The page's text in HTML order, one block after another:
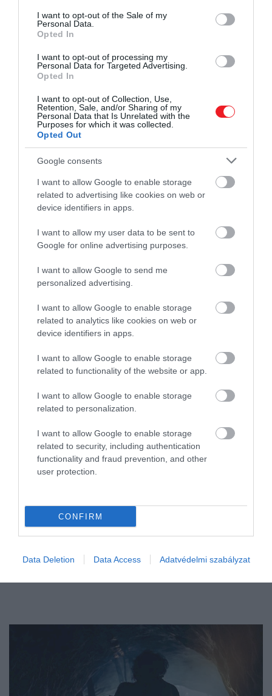
consent section.
I want to opt-out of the Sale of my
Personal Data.
Opted In
I want to opt-out of processing my
Personal Data for Targeted Advertising.
Opted In
I want to opt-out of Collection, Use,
Retention, Sale, and/or Sharing of my
Personal Data that Is Unrelated with the
Purposes for which it was collected.
Opted Out
Google consents
I want to allow Google to enable storage
related to advertising like cookies on web or
device identifiers in apps.
I want to allow my user data to be sent to
Google for online advertising purposes.
I want to allow Google to send me
personalized advertising.
I want to allow Google to enable storage
related to analytics like cookies on web or
device identifiers in apps.
I want to allow Google to enable storage
related to functionality of the website or app.
I want to allow Google to enable storage
related to personalization.
I want to allow Google to enable storage
related to security, including authentication
functionality and fraud prevention, and other
user protection.
CONFIRM
Data Deletion Data Access Adatvédelmi szabályzat
15 tengeri fosszíliát találtak egy észak-
spanyolországi neandervölgyi barlangban
kihalt emberszabásúak ugyanúgy
gyűjtötték a kavicsokat, mint mi a
írja az IFLScience.
2024. NOVEMBER 21. ● HAMU ÉS GYÉMÁNT
A neandervölgyi gyerekek úgy
gyűjthették a fosszíliákat…
HAMU ÉS GYÉMÁNT